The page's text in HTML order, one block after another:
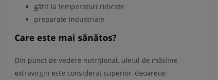
gătit la temperaturi ridicate
preparate industriale
Care este mai sănătos?
Din punct de vedere nutrițional, uleiul de măsline
extravirgin este considerat superior, deoarece: